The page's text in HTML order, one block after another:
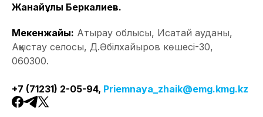
Жанайұлы Беркалиев.
Мекенжайы: Атырау облысы, Исатай ауданы,
Аққыстау селосы, Д.Әбілхайыров көшесі-30,
060300.
+7 (71231) 2-05-94, Priemnaya_zhaik@emg.kmg.kz